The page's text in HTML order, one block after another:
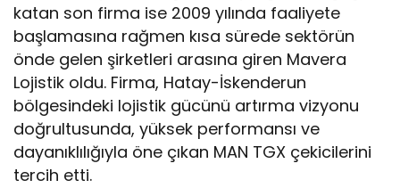
katan son firma ise 2009 yılında faaliyete
başlamasına rağmen kısa sürede sektörün
önde gelen şirketleri arasına giren Mavera
Lojistik oldu. Firma, Hatay-İskenderun
bölgesindeki lojistik gücünü artırma vizyonu
doğrultusunda, yüksek performansı ve
dayanıklılığıyla öne çıkan MAN TGX çekicilerini
tercih etti.